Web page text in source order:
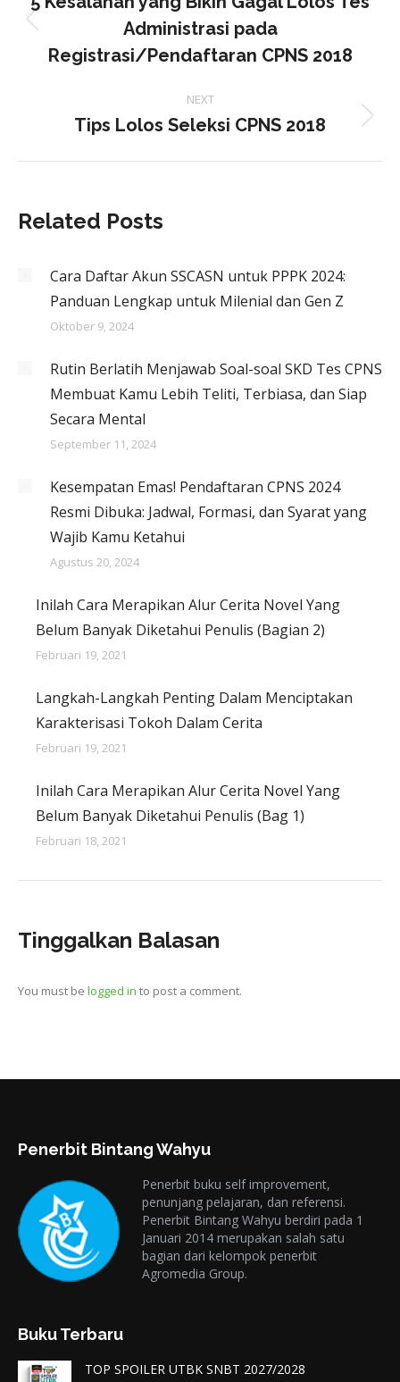
navigationPrevious
post:
Administrasi pada
Registrasi/Pendaftaran CPNS 2018
NEXT
Next
Tips Lolos Seleksi CPNS 2018
Related Posts
Cara Daftar Akun SSCASN untuk PPPK 2024:
Panduan Lengkap untuk Milenial dan Gen Z
Oktober 9, 2024
Rutin Berlatih Menjawab Soal-soal SKD Tes CPNS
Membuat Kamu Lebih Teliti, Terbiasa, dan Siap
Secara Mental
September 11, 2024
Kesempatan Emas! Pendaftaran CPNS 2024
Resmi Dibuka: Jadwal, Formasi, dan Syarat yang
Wajib Kamu Ketahui
Agustus 20, 2024
Inilah Cara Merapikan Alur Cerita Novel Yang
Belum Banyak Diketahui Penulis (Bagian 2)
Februari 19, 2021
Langkah-Langkah Penting Dalam Menciptakan
Karakterisasi Tokoh Dalam Cerita
Februari 19, 2021
Inilah Cara Merapikan Alur Cerita Novel Yang
Belum Banyak Diketahui Penulis (Bag 1)
Februari 18, 2021
Tinggalkan Balasan
You must be logged in to post a comment.
Penerbit Bintang Wahyu
Penerbit buku self improvement,
penunjang pelajaran, dan referensi.
Penerbit Bintang Wahyu berdiri pada 1
Januari 2014 merupakan salah satu
bagian dari kelompok penerbit
Agromedia Group.
Buku Terbaru
TOP SPOILER UTBK SNBT 2027/2028